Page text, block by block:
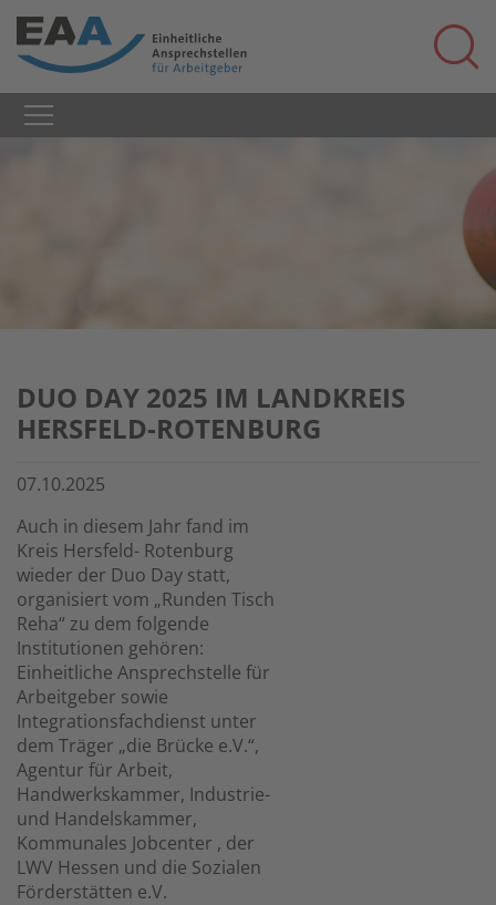
DUO DAY 2025 IM LANDKREIS
HERSFELD-ROTENBURG
07.10.2025
Auch in diesem Jahr fand im
Kreis Hersfeld- Rotenburg
wieder der Duo Day statt,
organisiert vom „Runden Tisch
Reha“ zu dem folgende
Institutionen gehören:
Einheitliche Ansprechstelle für
Arbeitgeber sowie
Integrationsfachdienst unter
dem Träger „die Brücke e.V.“,
Agentur für Arbeit,
Handwerkskammer, Industrie-
und Handelskammer,
Kommunales Jobcenter , der
LWV Hessen und die Sozialen
Förderstätten e.V.